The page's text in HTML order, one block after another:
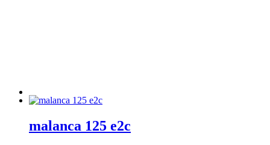
malanca 125 e2c